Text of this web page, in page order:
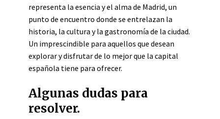
representa la esencia y el alma de Madrid, un
punto de encuentro donde se entrelazan la
historia, la cultura y la gastronomía de la ciudad.
Un imprescindible para aquellos que desean
explorar y disfrutar de lo mejor que la capital
española tiene para ofrecer.
Algunas dudas para
resolver.